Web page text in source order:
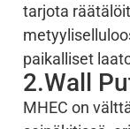
tarjota
paikalliset
2.Wall
MHEC on